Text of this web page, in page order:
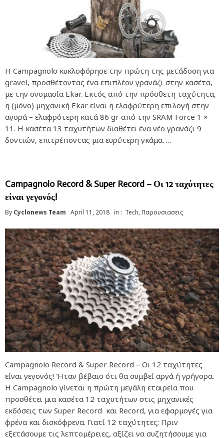
Η Campagnolo κυκλοφόρησε την πρώτη της μετάδοση για
gravel, προσθέτοντας ένα επιπλέον γρανάζι στην κασέτα,
με την ονομασία Ekar. Εκτός από την πρόσθετη ταχύτητα,
η (μόνο) μηχανική Ekar είναι η ελαφρύτερη επιλογή στην
αγορά – ελαφρότερη κατά 86 gr από την SRAM Force 1 ×
11. Η κασέτα 13 ταχυτήτων διαθέτει ένα νέο γρανάζι 9
δοντιών, επιτρέποντας μια ευρύτερη γκάμα. …
Campagnolo Record & Super Record – Οι 12 ταχύτητες
είναι γεγονός!
By Cyclonews Team April 11, 2018 in : Tech,Παρουσιασεις
Campagnolo Record & Super Record – Οι 12 ταχύτητες
είναι γεγονός! Ήταν βέβαιο ότι θα συμβεί αργά ή γρήγορα.
Η Campagnolo γίνεται η πρώτη μεγάλη εταιρεία που
προσθέτει μια κασέτα 12 ταχυτήτων στις μηχανικές
εκδόσεις των Super Record και Record, για εφαρμογές για
φρένα και δισκόφρενα. Γιατί 12 ταχύτητες; Πριν
εξετάσουμε τις λεπτομέρειες, αξίζει να συζητήσουμε για